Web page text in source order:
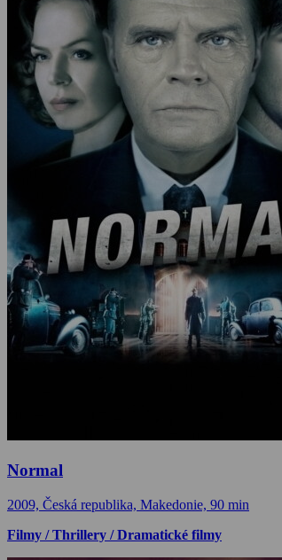
Normal
2009, Česká republika, Makedonie, 90 min
Filmy / Thrillery / Dramatické filmy